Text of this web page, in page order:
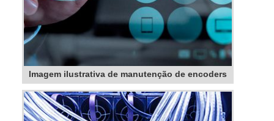
Imagem ilustrativa de manutenção de encoders